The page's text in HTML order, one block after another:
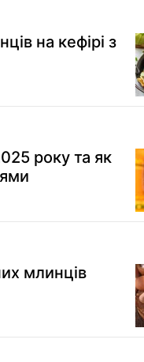
на кефірі з
року та як
млинців